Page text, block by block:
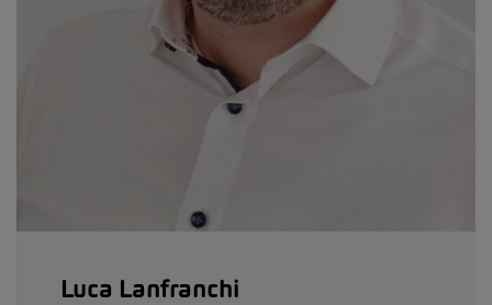
Luca Lanfranchi